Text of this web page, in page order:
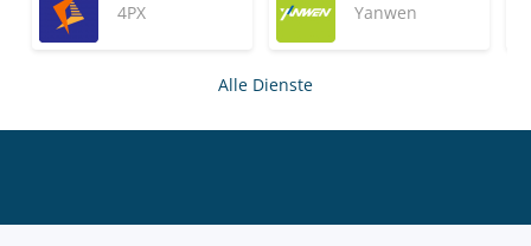
4PX Yanwen
Alle Dienste